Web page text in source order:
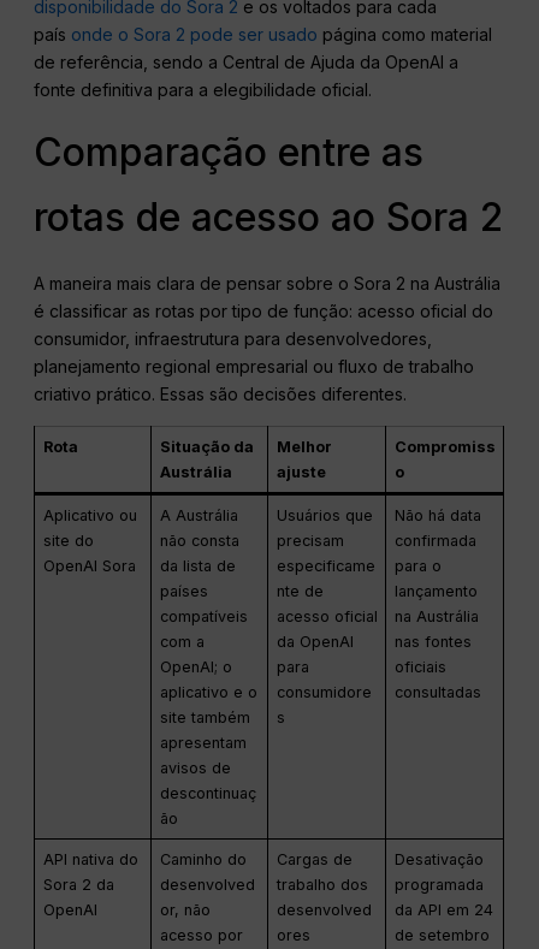
disponibilidade do Sora 2 e os voltados para cada
país onde o Sora 2 pode ser usado página como material
de referência, sendo a Central de Ajuda da OpenAI a
fonte definitiva para a elegibilidade oficial.
Comparação entre as
rotas de acesso ao Sora 2
A maneira mais clara de pensar sobre o Sora 2 na Austrália
é classificar as rotas por tipo de função: acesso oficial do
consumidor, infraestrutura para desenvolvedores,
planejamento regional empresarial ou fluxo de trabalho
criativo prático. Essas são decisões diferentes.
Rota
Situação da
Austrália
Melhor
ajuste
Compromiss
o
Aplicativo ou
site do
OpenAI Sora
A Austrália
não consta
da lista de
países
compatíveis
com a
OpenAI; o
aplicativo e o
site também
apresentam
avisos de
descontinuaç
ão
Usuários que
precisam
especificame
nte de
acesso oficial
da OpenAI
para
consumidore
s
Não há data
confirmada
para o
lançamento
na Austrália
nas fontes
oficiais
consultadas
API nativa do
Sora 2 da
OpenAI
Caminho do
desenvolved
or, não
acesso por
Cargas de
trabalho dos
desenvolved
ores
Desativação
programada
da API em 24
de setembro